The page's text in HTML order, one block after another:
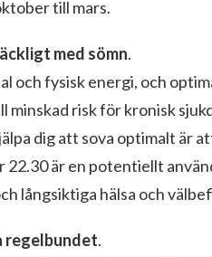
till mars.
med sömn.
och fysisk energi, och
minskad risk för kronisk
dig att sova optimalt är
22.30 är en potentiellt
långsiktiga hälsa och
regelbundet.